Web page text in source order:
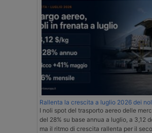
Rallenta la crescita a luglio 2026 dei
I noli spot del trasporto aereo delle
del 28% su base annua a luglio, a 3,12
ma il ritmo di crescita rallenta per il